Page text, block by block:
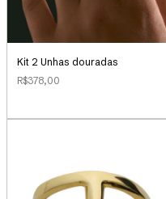
Kit 2 Unhas douradas
R$378,00